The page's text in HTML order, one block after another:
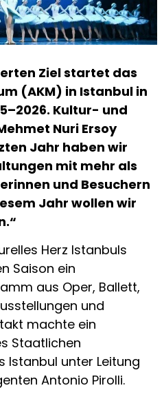
Ziel startet das
(AKM) in Istanbul in
Kultur- und
Nuri Ersoy
Jahr haben wir
mit mehr als
und Besuchern
Jahr wollen wir
Herz Istanbuls
Saison ein
aus Oper, Ballett,
und
machte ein
Staatlichen
Istanbul unter Leitung
Antonio Pirolli.